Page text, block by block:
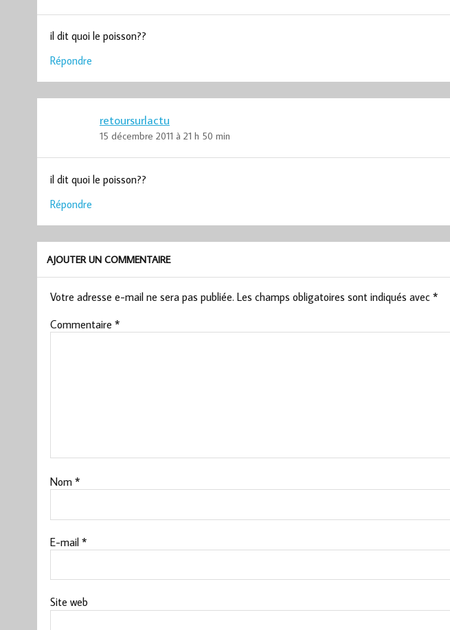
il dit quoi le poisson??
Répondre
retoursurlactu
15 décembre 2011 à 21 h 50 min
il dit quoi le poisson??
Répondre
AJOUTER UN COMMENTAIRE
Votre adresse e-mail ne sera pas publiée. Les champs obligatoires sont indiqués avec *
Commentaire *
Nom *
E-mail *
Site web